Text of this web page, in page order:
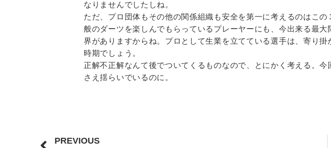
なりませんでしたしね。
ただ、プロ団体もその他の関係組織も安全を第一に考えるのはこ
般のダーツを楽しんでもらっているプレーヤーにも、今出来る最
界がありますからね。プロとして生業を立てている選手は、寄り
時期でしょう。
正解不正解なんて後でついてくるものなので、とにかく考える。
さえ揺らいでいるのに。
PREVIOUS